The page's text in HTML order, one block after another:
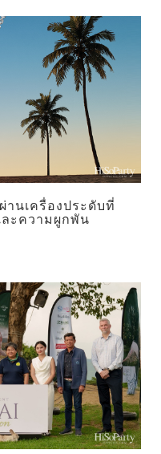
านเครื่องประดับที่
ะความผูกพัน